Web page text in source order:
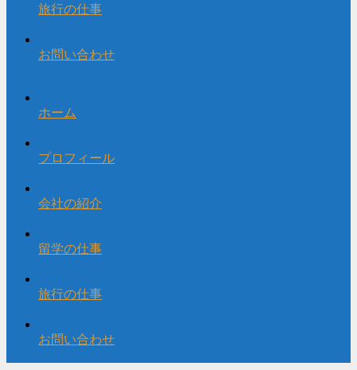
旅行の仕事
お問い合わせ
ホーム
プロフィール
会社の紹介
留学の仕事
旅行の仕事
お問い合わせ